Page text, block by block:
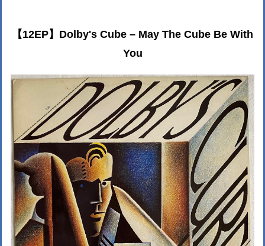
【12EP】Dolby's Cube – May The Cube Be With
You